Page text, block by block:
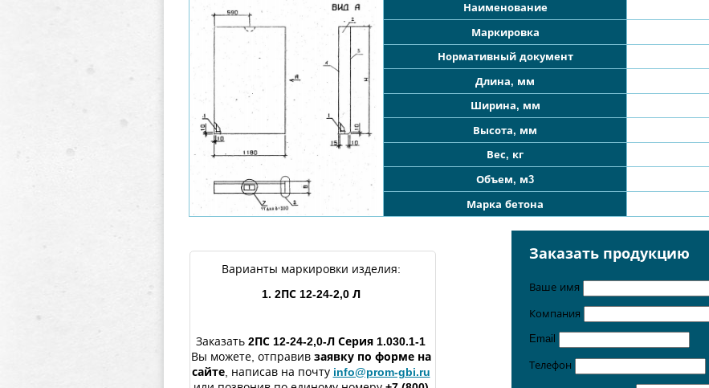
Наименование
Маркировка
Нормативный документ
Длина, мм
Ширина, мм
Высота, мм
Вес, кг
Объем, м3
Марка бетона
Варианты маркировки изделия:
1. 2ПС 12-24-2,0 Л
Заказать 2ПС 12-24-2,0-Л Серия 1.030.1-1
Вы можете, отправив заявку по форме на
сайте, написав на почту info@prom-gbi.ru
Заказать продукцию
Ваше имя
Компания
Email
Телефон